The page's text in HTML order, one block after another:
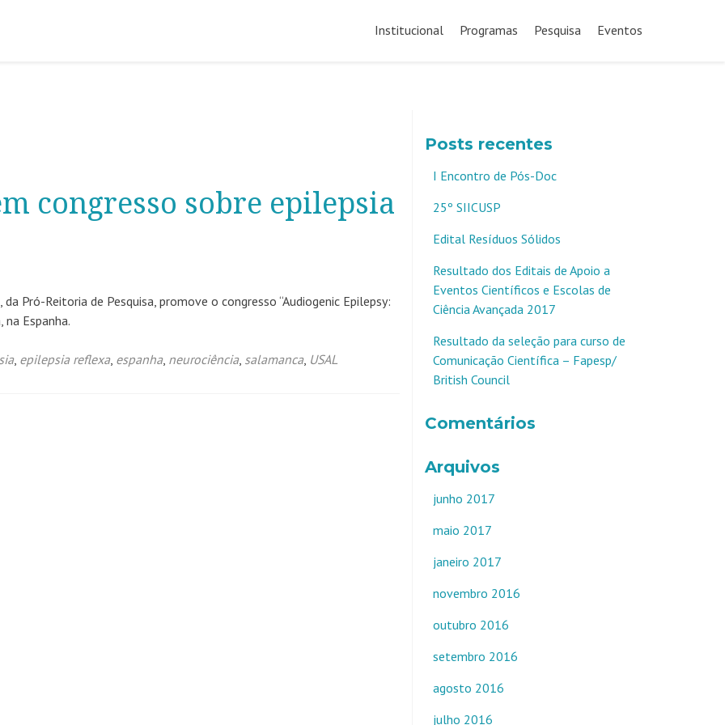
para
Institucional Programas Pesquisa Eventos
congresso sobre epilepsia
Pró-Reitoria de Pesquisa, promove o congresso “Audiogenic Epilepsy:
Espanha.
, epilepsia reflexa, espanha, neurociência, salamanca, USAL
Posts recentes
I Encontro de Pós-Doc
25º SIICUSP
Edital Resíduos Sólidos
Resultado dos Editais de Apoio a
Eventos Científicos e Escolas de
Ciência Avançada 2017
Resultado da seleção para curso de
Comunicação Científica – Fapesp/
British Council
Comentários
Arquivos
junho 2017
maio 2017
janeiro 2017
novembro 2016
outubro 2016
setembro 2016
agosto 2016
julho 2016